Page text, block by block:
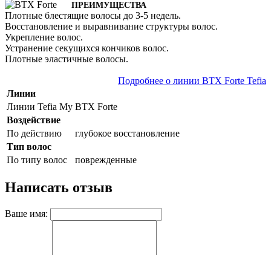
ПРЕИМУЩЕСТВА
Плотные блестящие волосы до 3-5 недель.
Восстановление и выравнивание структуры волос.
Укрепление волос.
Устранение секущихся кончиков волос.
Плотные эластичные волосы.
Подробнее о линии BTX Forte Tefia
Линии
Линии Tefia My BTX Forte
Воздействие
По действию
глубокое восстановление
Тип волос
По типу волос
поврежденные
Написать отзыв
Ваше имя: